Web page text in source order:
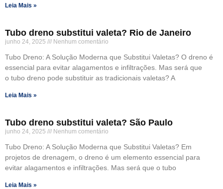
Leia Mais »
Tubo dreno substitui valeta? Rio de Janeiro
junho 24, 2025 Nenhum comentário
Tubo Dreno: A Solução Moderna que Substitui Valetas? O dreno é
essencial para evitar alagamentos e infiltrações. Mas será que
o tubo dreno pode substituir as tradicionais valetas? A
Leia Mais »
Tubo dreno substitui valeta? São Paulo
junho 24, 2025 Nenhum comentário
Tubo Dreno: A Solução Moderna que Substitui Valetas? Em
projetos de drenagem, o dreno é um elemento essencial para
evitar alagamentos e infiltrações. Mas será que o tubo
Leia Mais »